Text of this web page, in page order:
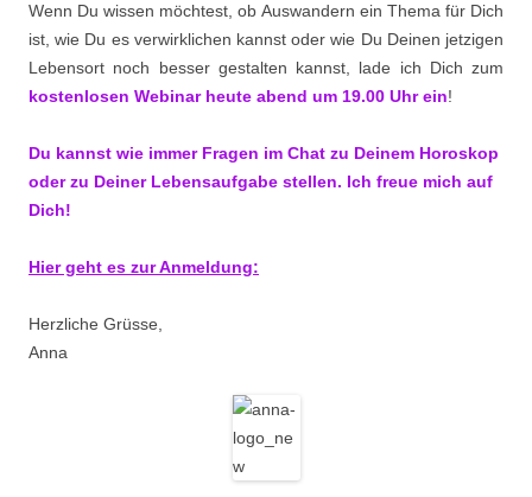
Wenn Du wissen möchtest, ob Auswandern ein Thema für Dich
ist, wie Du es verwirklichen kannst oder wie Du Deinen jetzigen
Lebensort noch besser gestalten kannst, lade ich Dich zum
kostenlosen Webinar heute abend um 19.00 Uhr ein!
Du kannst wie immer Fragen im Chat zu Deinem Horoskop
oder zu Deiner Lebensaufgabe stellen. Ich freue mich auf
Dich!
Hier geht es zur Anmeldung:
Herzliche Grüsse,
Anna